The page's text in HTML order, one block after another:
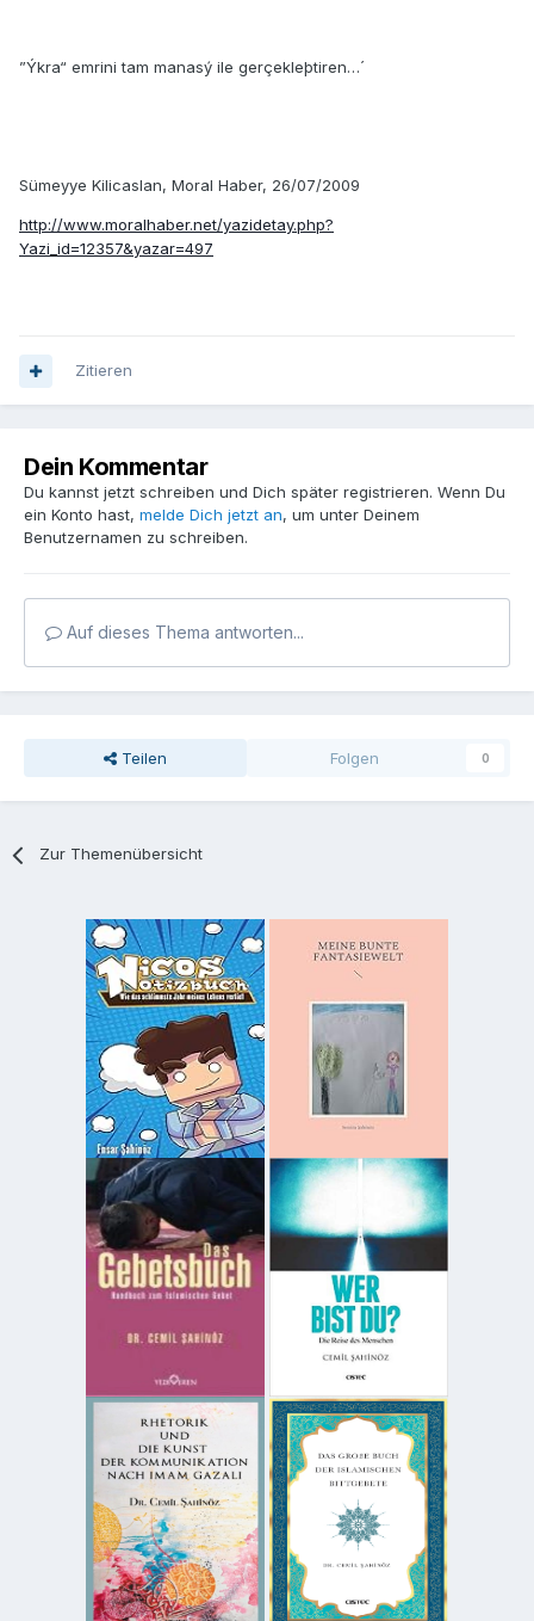
”Ýkra“ emrini tam manasý ile gerçekleþtiren…´
Sümeyye Kilicaslan, Moral Haber, 26/07/2009
http://www.moralhaber.net/yazidetay.php?
Yazi_id=12357&yazar=497
Zitieren
Dein Kommentar
Du kannst jetzt schreiben und Dich später registrieren. Wenn Du
ein Konto hast, melde Dich jetzt an, um unter Deinem
Benutzernamen zu schreiben.
Auf dieses Thema antworten...
Teilen Folgen 0
Zur Themenübersicht